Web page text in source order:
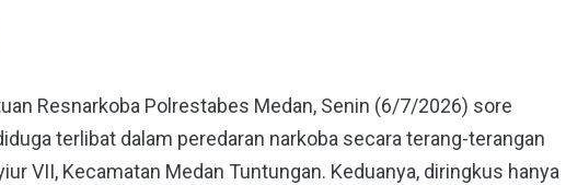
Resnarkoba Polrestabes Medan, Senin (6/7/2026) sore
terlibat dalam peredaran narkoba secara terang-terangan
VII, Kecamatan Medan Tuntungan. Keduanya, diringkus hanya